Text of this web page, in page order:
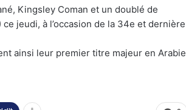
Kingsley Coman et un doublé de
jeudi, à l’occasion de la 34e et dernière
ainsi leur premier titre majeur en Arabie